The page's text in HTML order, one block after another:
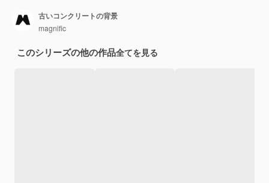
古いコンクリートの背景
magnific
このシリーズの他の作品全てを見る